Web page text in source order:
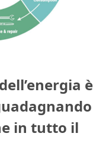
è
in tutto il